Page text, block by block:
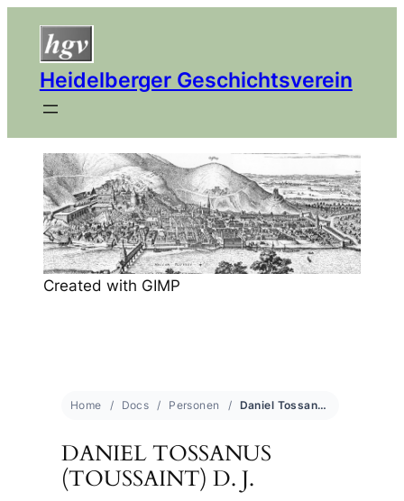
Heidelberger Geschichtsverein
Created with GIMP
Home Docs Personen Daniel Tossanus (Toussaint) d. J.
DANIEL TOSSANUS
(TOUSSAINT) D. J.